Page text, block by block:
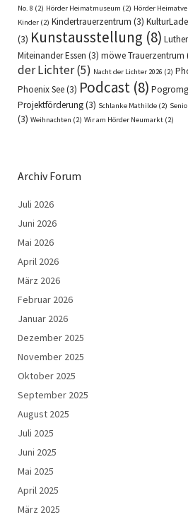
No. 8 (2) Hörder Heimatmuseum (2) Hörder
Kinder (2) Kindertrauerzentrum (3)
(3) Kunstausstellung (8)
Miteinander Essen (3) möwe Trauerzentrum
der Lichter(5) Nacht der Lichter 2026 (2)
Phoenix See(3) Podcast (8)
Projektförderung(3) Schlanke Mathilde (2)
(3) Weihnachten (2) Wir am Hörder Neumarkt (2)
Archiv Forum
Juli 2026
Juni 2026
Mai 2026
April 2026
März 2026
Februar 2026
Januar 2026
Dezember 2025
November 2025
Oktober 2025
September 2025
August 2025
Juli 2025
Juni 2025
Mai 2025
April 2025
März 2025